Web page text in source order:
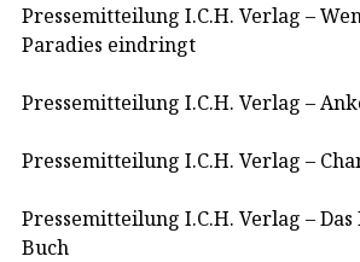
Pressemitteilung I.C.H. Verlag –
Paradies eindringt
Pressemitteilung I.C.H. Verlag –
Pressemitteilung I.C.H. Verlag –
Pressemitteilung I.C.H. Verlag –
Buch